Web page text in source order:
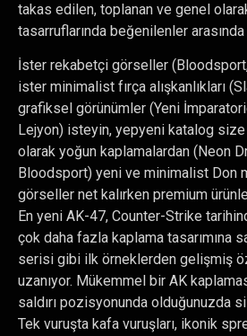
takas edilen, toplanan ve genel
tasarruflarında beğenilenler arasında
İster rekabetçi görseller
ister minimalist fırça alışkanlıkları
grafiksel görünümler (Yeni
Lejyon) isteyin, yepyeni katalog size
olarak yoğun kaplamalardan (Neon
Bloodsport) yeni ve minimalist Don
görseller net kalırken premium
En yeni AK-47, Counter-Strike
çok daha fazla kaplama tasarımına
serisi gibi ilk örneklerden gelişmiş
uzanıyor. Mükemmel bir AK
saldırı pozisyonunda olduğunuzda
Tek vuruşta kafa vuruşları, ikonik